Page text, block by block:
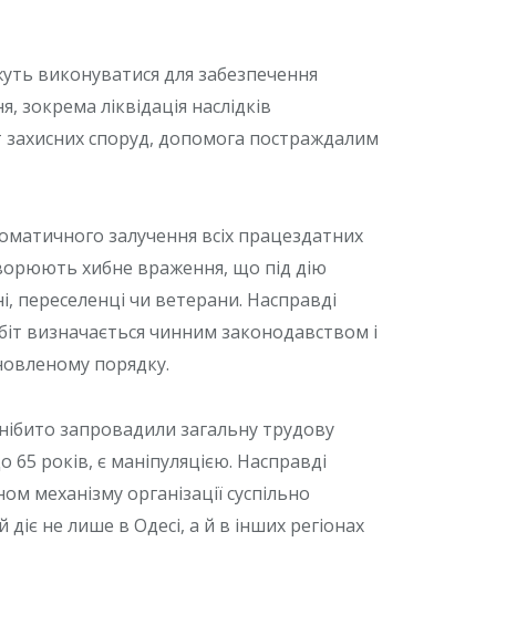
виконуватися для забезпечення
ліквідація наслідків
захисних споруд, допомога постраждалим
залучення всіх працездатних
хибне враження, що під дію
переселенці чи ветерани. Насправді
визначається чинним законодавством і
порядку.
запровадили загальну трудову
65 років, є маніпуляцією. Насправді
механізму організації суспільно
не лише в Одесі, а й в інших регіонах